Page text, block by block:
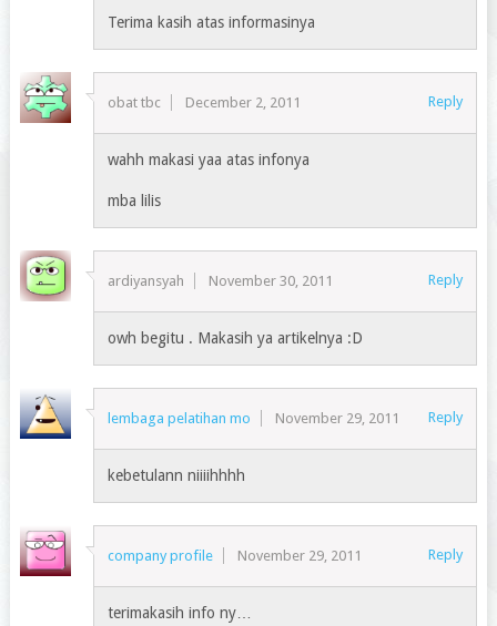
Terima kasih atas informasinya
obat tbc December 2, 2011 Reply
wahh makasi yaa atas infonya
mba lilis
ardiyansyah November 30, 2011 Reply
owh begitu . Makasih ya artikelnya :D
lembaga pelatihan mo November 29, 2011 Reply
kebetulann niiiihhhh
company profile November 29, 2011 Reply
terimakasih info ny…